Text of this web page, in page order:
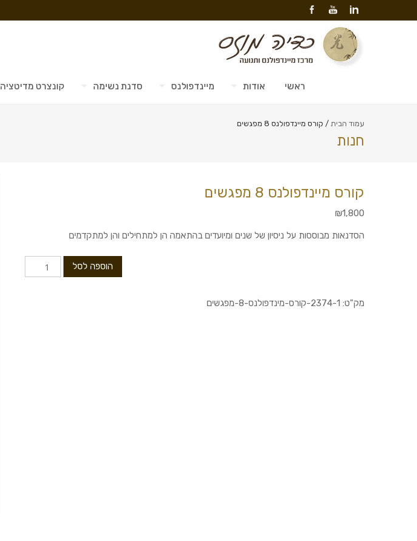
ראשי אודות מיינדפולנס סדנת נשימה קונצרט מדיטציה
עמוד הבית / קורס מיינדפולנס 8 מפגשים
חנות
קורס מיינדפולנס 8 מפגשים
₪1,800
הסדנאות מבוססות על ניסיון של שנים ומיועדים בהתאמה הן למתחילים והן למתקדמים
כמות
של
הוספה לסל
מק"ט: 2374-1-קורס-מינדפולנס-8-מפגשים